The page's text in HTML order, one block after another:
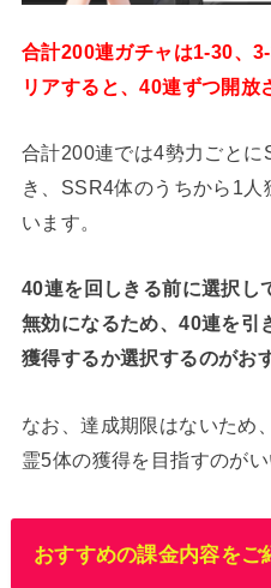
合計200連ガチャは1-30、
リアすると、40連ずつ開放
合計200連では4勢力ごとに
き、SSR4体のうちから1人
います。
40連を回しきる前に選択し
無効になるため、40連を引
獲得するか選択するのがお
なお、達成期限はないため
霊5体の獲得を目指すのがい
おすすめの課金内容をご